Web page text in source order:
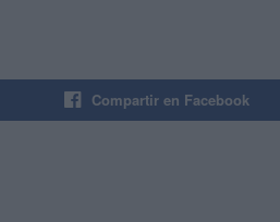
Compartir en Facebook